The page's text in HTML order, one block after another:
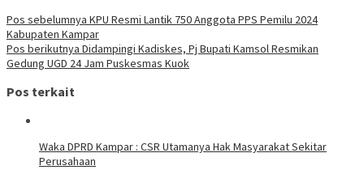
Pos sebelumnya KPU Resmi Lantik 750 Anggota PPS Pemilu 2024
Kabupaten Kampar
Pos berikutnya Didampingi Kadiskes, Pj Bupati Kamsol Resmikan
Gedung UGD 24 Jam Puskesmas Kuok
Pos terkait
Waka DPRD Kampar : CSR Utamanya Hak Masyarakat Sekitar
Perusahaan